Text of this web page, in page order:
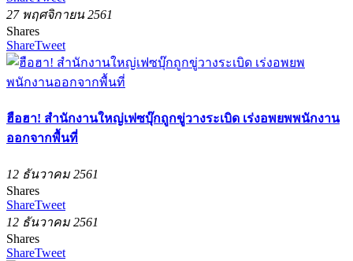
27 พฤศจิกายน 2561
Shares
ShareTweet
ฮือฮา! สำนักงานใหญ่เฟซบุ๊กถูกขู่วางระเบิด เร่งอพยพพนักงาน
ออกจากพื้นที่
12 ธันวาคม 2561
Shares
ShareTweet
12 ธันวาคม 2561
Shares
ShareTweet